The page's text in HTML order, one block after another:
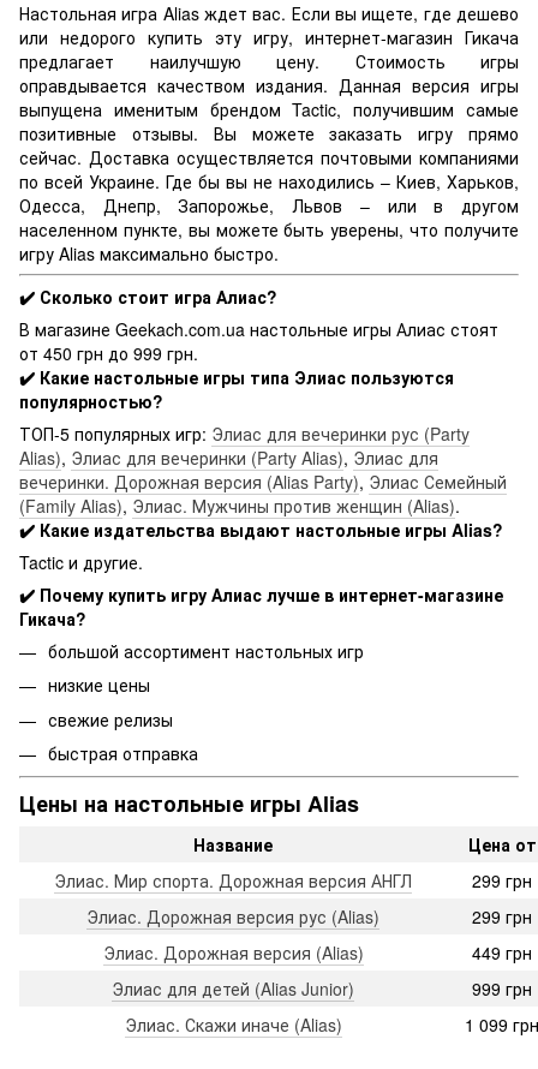
Настольная игра Alias ждет вас. Если вы ищете, где дешево
или недорого купить эту игру, интернет-магазин Гикача
предлагает наилучшую цену. Стоимость игры
оправдывается качеством издания. Данная версия игры
выпущена именитым брендом Tactic, получившим самые
позитивные отзывы. Вы можете заказать игру прямо
сейчас. Доставка осуществляется почтовыми компаниями
по всей Украине. Где бы вы не находились – Киев, Харьков,
Одесса, Днепр, Запорожье, Львов – или в другом
населенном пункте, вы можете быть уверены, что получите
игру Alias максимально быстро.
✔️ Сколько стоит игра Алиас?
В магазине Geekach.com.ua настольные игры Алиас стоят
от 450 грн до 999 грн.
✔️ Какие настольные игры типа Элиас пользуются
популярностью?
ТОП-5 популярных игр: Элиас для вечеринки рус (Party
Alias), Элиас для вечеринки (Party Alias), Элиас для
вечеринки. Дорожная версия (Alias Party), Элиас Семейный
(Family Alias), Элиас. Мужчины против женщин (Alias).
✔️ Какие издательства выдают настольные игры Alias?
Tactic и другие.
✔️ Почему купить игру Алиас лучше в интернет-магазине
Гикача?
большой ассортимент настольных игр
низкие цены
свежие релизы
быстрая отправка
Цены на настольные игры Alias
Название
Цена от
Элиас. Мир спорта. Дорожная версия АНГЛ
299 грн
Элиас. Дорожная версия рус (Alias)
299 грн
Элиас. Дорожная версия (Alias)
449 грн
Элиас для детей (Alias Junior)
999 грн
Элиас. Скажи иначе (Alias)
1 099 грн